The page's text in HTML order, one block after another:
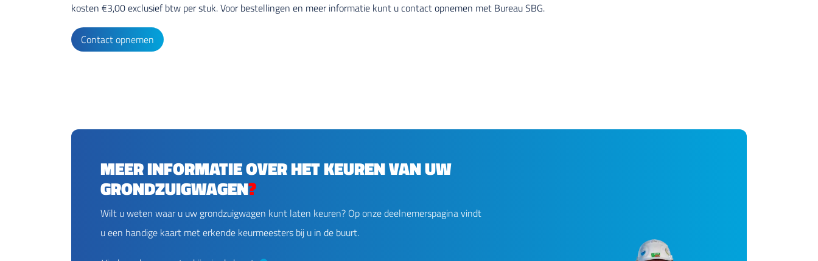
kosten €3,00 exclusief btw per stuk. Voor bestellingen en meer informatie kunt u contact opnemen met Bureau SBG.
Contact opnemen
MEER INFORMATIE OVER HET KEUREN VAN UW
GRONDZUIGWAGEN?
Wilt u weten waar u uw grondzuigwagen kunt laten keuren? Op onze deelnemerspagina vindt
u een handige kaart met erkende keurmeesters bij u in de buurt.